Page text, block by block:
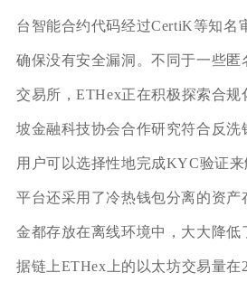
台智能合约代码经过CertiK等知名
确保没有安全漏洞。不同于一些匿
交易所，ETHex正在积极探索合规
坡金融科技协会合作研究符合反洗
用户可以选择性地完成KYC验证来
平台还采用了冷热钱包分离的资产
金都存放在离线环境中，大大降低
据链上ETHex上的以太坊交易量在